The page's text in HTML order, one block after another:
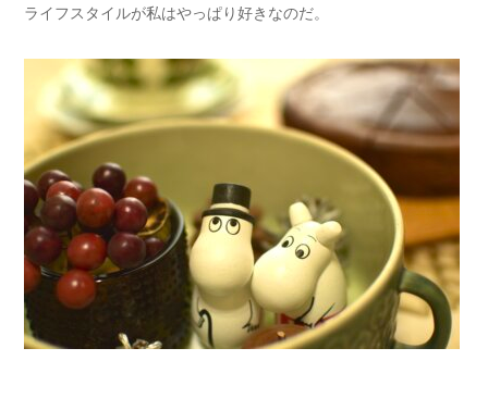
ライフスタイルが私はやっぱり好きなのだ。